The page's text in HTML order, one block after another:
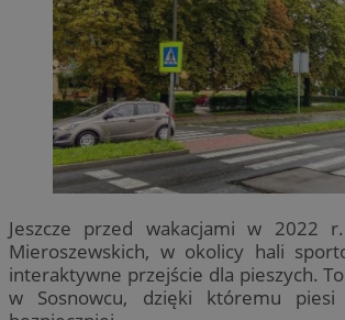
Jeszcze przed wakacjami w 2022
Mieroszewskich, w okolicy hali
interaktywne przejście dla pieszych.
w Sosnowcu, dzięki któremu